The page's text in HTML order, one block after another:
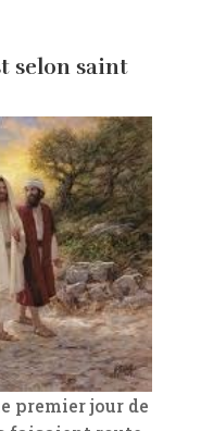
selon saint
premier jour de